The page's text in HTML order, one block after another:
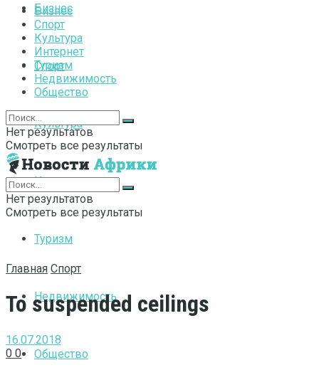
Бизнес
Спорт
Культура
Интернет
Туризм
Недвижимость
Общество
Бизнес
Спорт
Культура
Интернет
Туризм
Недвижимость
Общество
Нет результатов
Смотреть все результаты
Нет результатов
Смотреть все результаты
Главная Спорт
To suspended ceilings
16.07.2018
0 0